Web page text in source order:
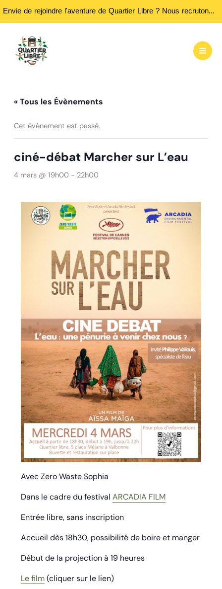
Envie de rejoindre l'aventure de Quartier Libre ? Nous recrutons des bénévoles ! Passez nous rencontrer aux heures d'ouvertures...
contenu
« Tous les Évènements
Cet évènement est passé.
ciné-débat Marcher sur L’eau
4 mars @ 19h00- 22h00
Avec Zero Waste Sophia
Dans le cadre du festivalARCADIA FILM
Entrée libre, sans inscription
Accueil dès 18h30, possibilité de boire et manger
Début de la projection à 19 heures
Le film(cliquer sur le lien)